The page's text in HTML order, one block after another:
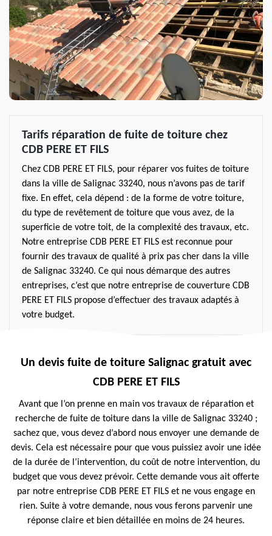
Tarifs réparation de fuite de toiture chez
CDB PERE ET FILS
Chez CDB PERE ET FILS, pour réparer vos fuites de toiture
dans la ville de Salignac 33240, nous n’avons pas de tarif
fixe. En effet, cela dépend : de la forme de votre toiture,
du type de revêtement de toiture que vous avez, de la
superficie de votre toit, de la complexité des travaux, etc.
Notre entreprise CDB PERE ET FILS est reconnue pour
fournir des travaux de qualité à prix pas cher dans la ville
de Salignac 33240. Ce qui nous démarque des autres
entreprises, c’est que notre entreprise de couverture CDB
PERE ET FILS propose d’effectuer des travaux adaptés à
votre budget.
Un devis fuite de toiture Salignac gratuit avec
CDB PERE ET FILS
Avant que l’on prenne en main vos travaux de réparation et
recherche de fuite de toiture dans la ville de Salignac 33240 ;
sachez que, vous devez d’abord nous envoyer une demande de
devis. Cela est nécessaire pour que vous puissiez avoir une idée
de la durée de l’intervention, du coût de notre intervention, du
budget que vous devez prévoir. Cette demande vous ait offerte
par notre entreprise CDB PERE ET FILS et ne vous engage en
rien. Suite à votre demande, nous vous ferons parvenir une
réponse claire et bien détaillée en moins de 24 heures.